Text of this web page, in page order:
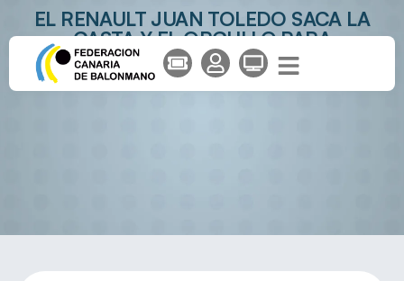
EL RENAULT JUAN TOLEDO SACA LA
CASTA Y EL ORGULLO PARA
IMPONERSE AL SIERO